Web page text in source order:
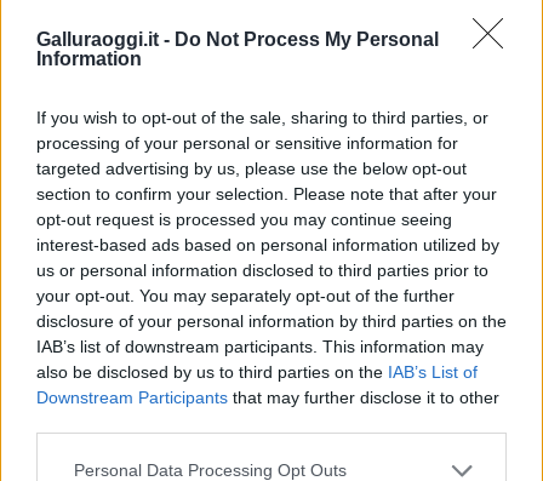
Galluraoggi.it - Do Not Process My Personal
Information
If you wish to opt-out of the sale, sharing to third parties, or
processing of your personal or sensitive information for
targeted advertising by us, please use the below opt-out
section to confirm your selection. Please note that after your
opt-out request is processed you may continue seeing
interest-based ads based on personal information utilized by
us or personal information disclosed to third parties prior to
your opt-out. You may separately opt-out of the further
disclosure of your personal information by third parties on the
IAB’s list of downstream participants. This information may
also be disclosed by us to third parties on the IAB’s List of
Downstream Participants that may further disclose it to other
Please note that this website/app uses one or more Google
Personal Data Processing Opt Outs